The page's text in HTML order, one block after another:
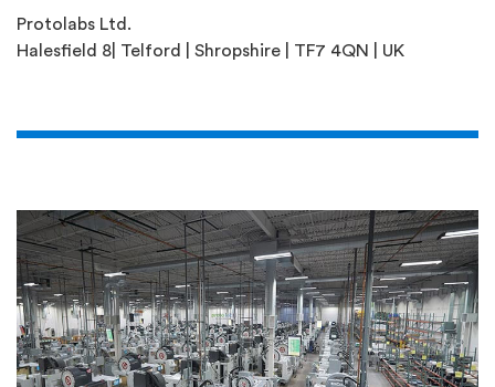
Protolabs Ltd.
Halesfield 8| Telford | Shropshire | TF7 4QN | UK